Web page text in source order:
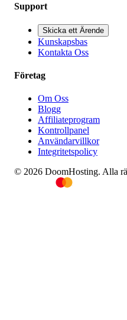
Support
Skicka ett Ärende
Kunskapsbas
Kontakta Oss
Företag
Om Oss
Blogg
Affiliateprogram
Kontrollpanel
Användarvillkor
Integritetspolicy
© 2026 DoomHosting. Alla